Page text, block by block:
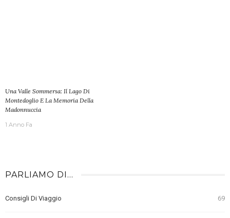
Una Valle Sommersa: Il Lago Di
Montedoglio E La Memoria Della
Madonnuccia
1 Anno Fa
PARLIAMO DI…
Consigli Di Viaggio 69